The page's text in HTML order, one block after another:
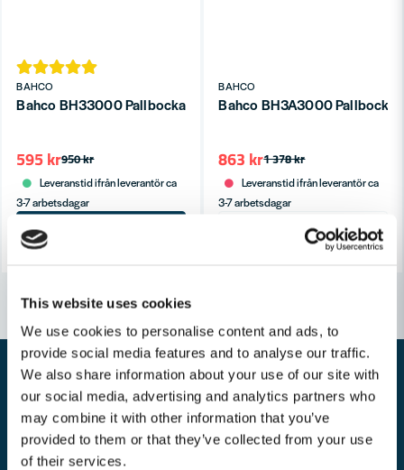
This website uses cookies
We use cookies to personalise content and ads, to
provide social media features and to analyse our traffic.
We also share information about your use of our site with
our social media, advertising and analytics partners who
may combine it with other information that you’ve
provided to them or that they’ve collected from your use
of their services.
BAHCO
Bahco BH33000 Pallbockar 3000kg 2st
950 kr
595 kr
Leveranstid ifrån leverantör ca
3-7 arbetsdagar
BAHCO
Bahco BH3A3000
1 378 kr
863 kr
Leveranstid ifrån leverantör ca
3-7 arbetsdagar
Bevaka
Nyhetsbrev
Bli medlem i vårt nyhetsbrev och ta del av våra nyheter och erbjudande.